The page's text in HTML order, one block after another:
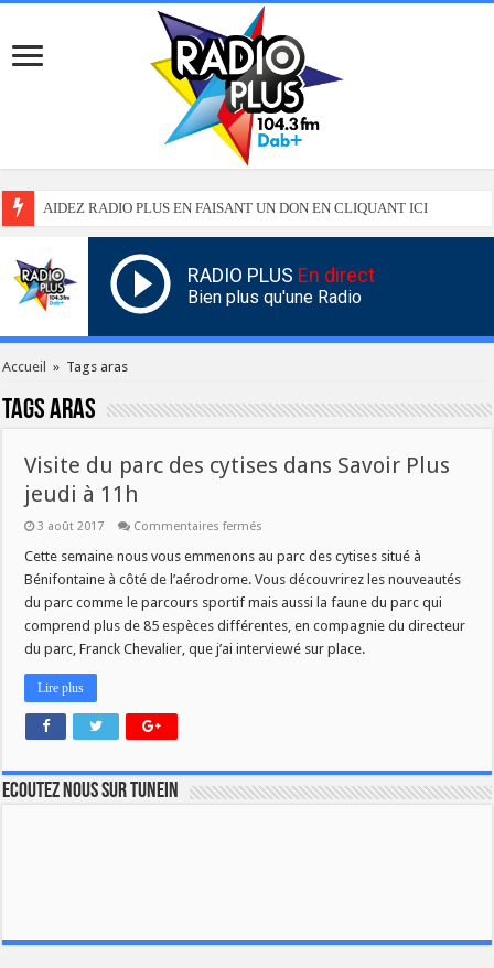
AIDEZ RADIO PLUS EN FAISANT UN DON EN CLIQUANT ICI
RADIO PLUS En direct
Bien plus qu'une Radio
Accueil » Tags aras
Tagsaras
Visite du parc des cytises dans Savoir Plus
jeudi à 11h
3 août 2017 Commentaires fermés
du
parc
des
cytises
dans
Savoir
Plus
jeudi
Cette semaine nous vous emmenons au parc des cytises situé à
Bénifontaine à côté de l’aérodrome. Vous découvrirez les nouveautés
du parc comme le parcours sportif mais aussi la faune du parc qui
comprend plus de 85 espèces différentes, en compagnie du directeur
du parc, Franck Chevalier, que j’ai interviewé sur place.
Lire plus
Ecoutez nous sur TuneIn